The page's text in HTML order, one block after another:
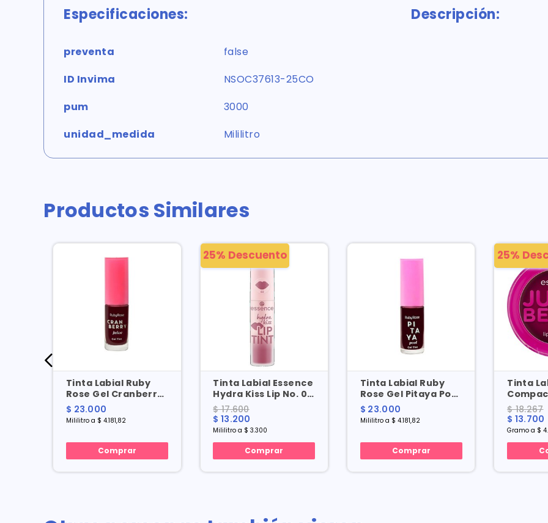
Especificaciones:
preventa
false
ID Invima
NSOC37613-25CO
pum
3000
unidad_medida
Mililitro
Descripción:
Productos Similares
Tinta Labial Ruby
Rose Gel Cranberry
X 5.5 Ml
$ 23.000
Mililitro a $ 4.181,82
Comprar
25% Descuento
Tinta Labial Essence
Hydra Kiss Lip No. 02
X 4 Ml
$ 17.600
$ 13.200
Mililitro a $ 3.300
Comprar
Tinta Labial Ruby
Rose Gel Pitaya Pool
X 5.5 Ml
$ 23.000
Mililitro a $ 4.181,82
Comprar
25%
Tinta
Juicy
Berry
3 Gr
$ 18.267
$ 13.700
Gramo a $